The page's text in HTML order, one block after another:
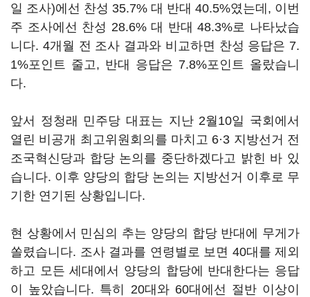
일 조사)에선 찬성 35.7% 대 반대 40.5%였는데, 이번
주 조사에선 찬성 28.6% 대 반대 48.3%로 나타났습
니다. 4개월 전 조사 결과와 비교하면 찬성 응답은 7.
1%포인트 줄고, 반대 응답은 7.8%포인트 올랐습니
다.
앞서 정청래 민주당 대표는 지난 2월10일 국회에서
열린 비공개 최고위원회의를 마치고 6·3 지방선거 전
조국혁신당과 합당 논의를 중단하겠다고 밝힌 바 있
습니다. 이후 양당의 합당 논의는 지방선거 이후로 무
기한 연기된 상황입니다.
현 상황에서 민심의 추는 양당의 합당 반대에 무게가
쏠렸습니다. 조사 결과를 연령별로 보면 40대를 제외
하고 모든 세대에서 양당의 합당에 반대한다는 응답
이 높았습니다. 특히 20대와 60대에선 절반 이상이